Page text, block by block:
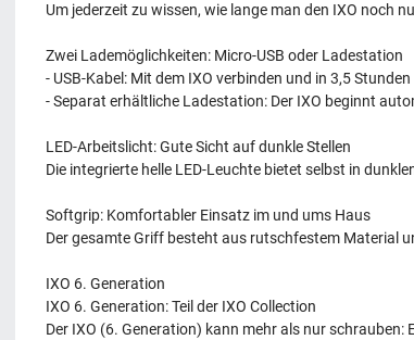
Um jederzeit zu wissen, wie lange man den IXO noch
Zwei Lademöglichkeiten: Micro-USB oder Ladestation
- USB-Kabel: Mit dem IXO verbinden und in 3,5
- Separat erhältliche Ladestation: Der IXO beginnt
LED-Arbeitslicht: Gute Sicht auf dunkle Stellen
Die integrierte helle LED-Leuchte bietet selbst in
Softgrip: Komfortabler Einsatz im und ums Haus
Der gesamte Griff besteht aus rutschfestem Material
IXO 6. Generation
IXO 6. Generation: Teil der IXO Collection
Der IXO (6. Generation) kann mehr als nur